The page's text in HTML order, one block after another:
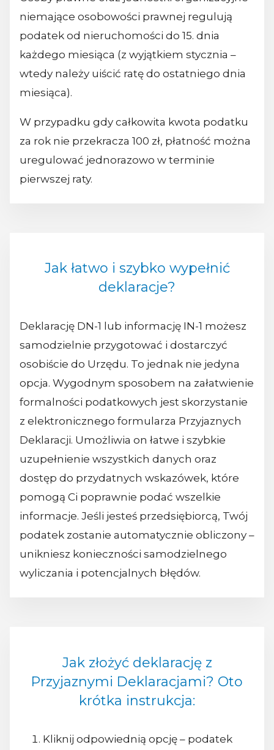
niemające osobowości prawnej regulują
podatek od nieruchomości do 15. dnia
każdego miesiąca (z wyjątkiem stycznia –
wtedy należy uiścić ratę do ostatniego dnia
miesiąca).
W przypadku gdy całkowita kwota podatku
za rok nie przekracza 100 zł, płatność można
uregulować jednorazowo w terminie
pierwszej raty.
Jak łatwo i szybko wypełnić
deklaracje?
Deklarację DN-1 lub informację IN-1 możesz
samodzielnie przygotować i dostarczyć
osobiście do Urzędu. To jednak nie jedyna
opcja. Wygodnym sposobem na załatwienie
formalności podatkowych jest skorzystanie
z elektronicznego formularza Przyjaznych
Deklaracji. Umożliwia on łatwe i szybkie
uzupełnienie wszystkich danych oraz
dostęp do przydatnych wskazówek, które
pomogą Ci poprawnie podać wszelkie
informacje. Jeśli jesteś przedsiębiorcą, Twój
podatek zostanie automatycznie obliczony –
unikniesz konieczności samodzielnego
wyliczania i potencjalnych błędów.
Jak złożyć deklarację z
Przyjaznymi Deklaracjami? Oto
krótka instrukcja:
Kliknij odpowiednią opcję – podatek